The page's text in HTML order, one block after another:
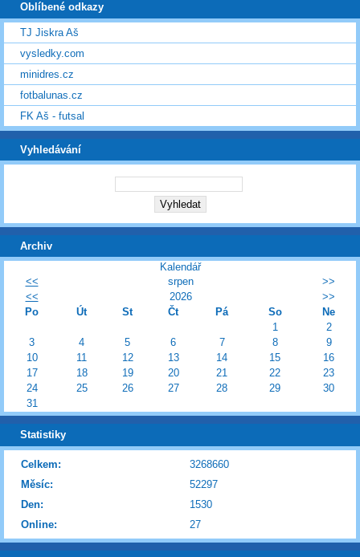
Oblíbené odkazy
TJ Jiskra Aš
vysledky.com
minidres.cz
fotbalunas.cz
FK Aš - futsal
Vyhledávání
Archiv
Kalendář
<<
srpen
>>
<<
2026
>>
Po
Út St Čt Pá So
Ne
1
2
3
4 5 6 7 8
9
10
11 12 13 14 15
16
17
18 19 20 21 22
23
24
25 26 27 28 29
30
31
Statistiky
Online: 27
Celkem:
3268660
Měsíc:
52297
Den:
1530